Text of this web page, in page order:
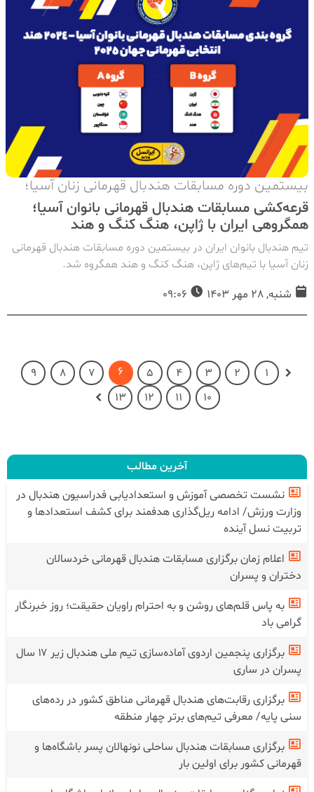
بیستمین دوره مسابقات هندبال قهرمانی زنان آسیا؛
قرعه‌کشی مسابقات هندبال قهرمانی بانوان آسیا؛
همگروهی ایران با ژاپن، هنگ کنگ و هند
تیم هندبال بانوان ایران در بیستمین دوره مسابقات هندبال قهرمانی
زنان آسیا با تیم‌های ژاپن، هنگ کنگ و هند همگروه شد.
شنبه, 28 مهر 1403
1
2
3
4
5
6
7
8
9
10
11
12
13
آخرین مطالب
نشست تخصصی آموزش و استعدادیابی فدراسیون هندبال در
وزارت ورزش/ ادامه ریل‌گذاری هدفمند برای کشف استعدادها و
تربیت نسل آینده
اعلام زمان برگزاری مسابقات هندبال قهرمانی خردسالان
دختران و پسران
به پاس قلم‌های روشن و به احترام راویان حقیقت؛ روز خبرنگار
گرامی باد
برگزاری پنجمین اردوی آماده‌سازی تیم ملی هندبال زیر ۱۷ سال
پسران در ساری
برگزاری رقابت‌های هندبال قهرمانی مناطق کشور در رده‌های
سنی پایه/ معرفی تیم‌های برتر چهار منطقه
برگزاری مسابقات هندبال ساحلی نونهالان پسر باشگاه‌ها و
قهرمانی کشور برای اولین بار